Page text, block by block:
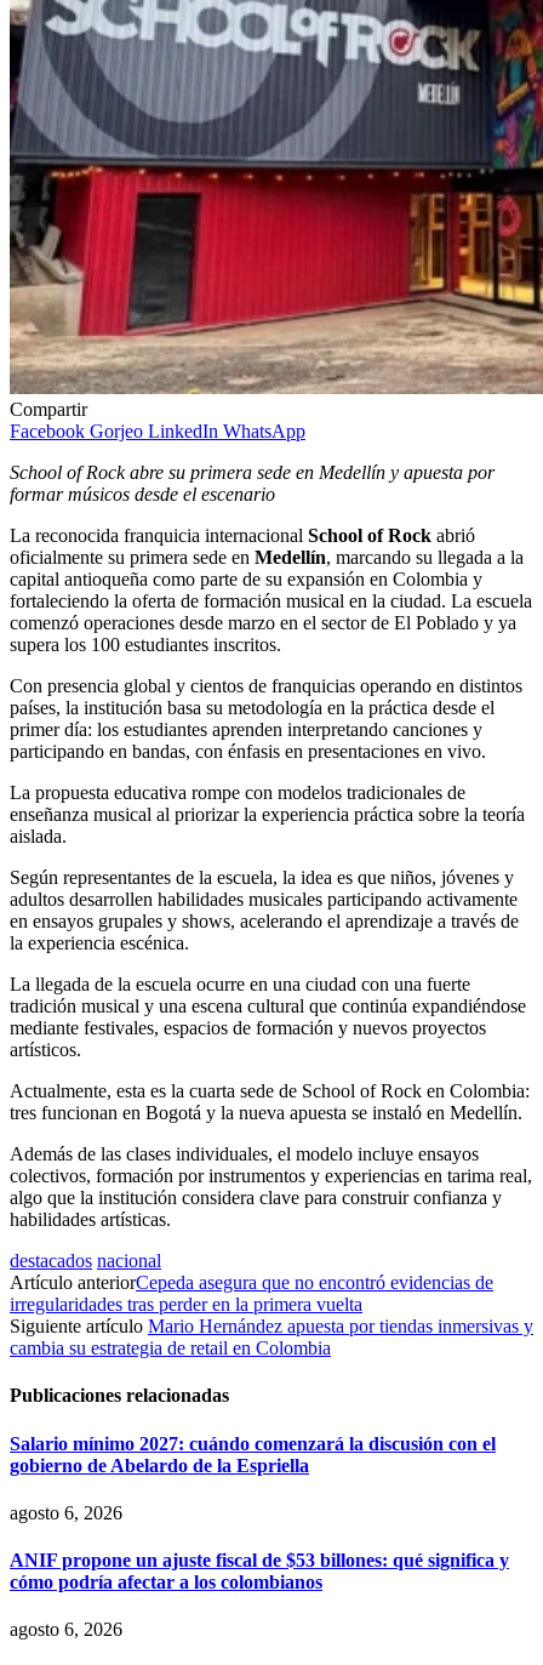
Compartir
Facebook Gorjeo LinkedIn WhatsApp
School of Rock abre su primera sede en Medellín y apuesta por
formar músicos desde el escenario
La reconocida franquicia internacional School of Rock abrió
oficialmente su primera sede en Medellín, marcando su llegada a la
capital antioqueña como parte de su expansión en Colombia y
fortaleciendo la oferta de formación musical en la ciudad. La escuela
comenzó operaciones desde marzo en el sector de El Poblado y ya
supera los 100 estudiantes inscritos.
Con presencia global y cientos de franquicias operando en distintos
países, la institución basa su metodología en la práctica desde el
primer día: los estudiantes aprenden interpretando canciones y
participando en bandas, con énfasis en presentaciones en vivo.
La propuesta educativa rompe con modelos tradicionales de
enseñanza musical al priorizar la experiencia práctica sobre la teoría
aislada.
Según representantes de la escuela, la idea es que niños, jóvenes y
adultos desarrollen habilidades musicales participando activamente
en ensayos grupales y shows, acelerando el aprendizaje a través de
la experiencia escénica.
La llegada de la escuela ocurre en una ciudad con una fuerte
tradición musical y una escena cultural que continúa expandiéndose
mediante festivales, espacios de formación y nuevos proyectos
artísticos.
Actualmente, esta es la cuarta sede de School of Rock en Colombia:
tres funcionan en Bogotá y la nueva apuesta se instaló en Medellín.
Además de las clases individuales, el modelo incluye ensayos
colectivos, formación por instrumentos y experiencias en tarima real,
algo que la institución considera clave para construir confianza y
habilidades artísticas.
destacados nacional
Artículo anteriorCepeda asegura que no encontró evidencias de
irregularidades tras perder en la primera vuelta
Siguiente artículo Mario Hernández apuesta por tiendas inmersivas y
cambia su estrategia de retail en Colombia
Publicaciones relacionadas
Salario mínimo 2027: cuándo comenzará la discusión con el
gobierno de Abelardo de la Espriella
agosto 6, 2026
ANIF propone un ajuste fiscal de $53 billones: qué significa y
cómo podría afectar a los colombianos
agosto 6, 2026